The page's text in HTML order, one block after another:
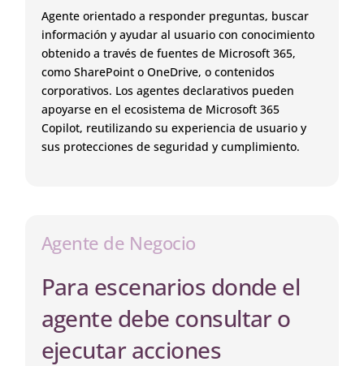
Agente orientado a responder preguntas, buscar
información y ayudar al usuario con conocimiento
obtenido a través de fuentes de Microsoft 365,
como SharePoint o OneDrive, o contenidos
corporativos. Los agentes declarativos pueden
apoyarse en el ecosistema de Microsoft 365
Copilot, reutilizando su experiencia de usuario y
sus protecciones de seguridad y cumplimiento.
Agente de Negocio
Para escenarios donde el
agente debe consultar o
ejecutar acciones